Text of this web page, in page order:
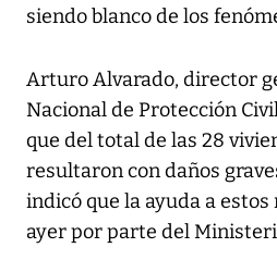
siendo blanco de los
Arturo Alvarado, director
Nacional de Protección
que del total de las 28
resultaron con daños
indicó que la ayuda a
ayer por parte del